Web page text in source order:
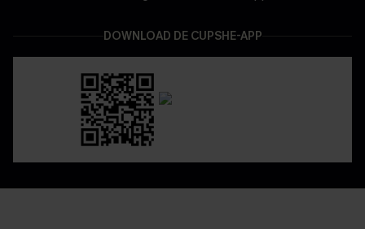
DOWNLOAD DE CUPSHE-APP